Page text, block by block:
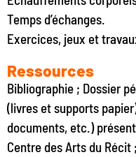
Temps d’échanges.
Exercices, jeux et
Ressources
Bibliographie ; Dossier
(livres et supports
documents, etc.)
Centre des Arts du